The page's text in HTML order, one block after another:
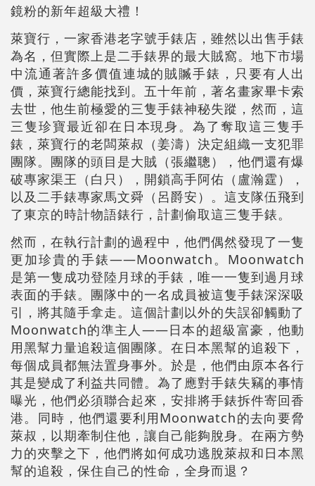
鏡粉的新年超級大禮！
萊寶行，一家香港老字號手錶店，雖然以出售手錶
為名，但實際上是二手錶界的最大賊窩。地下市場
中流通著許多價值連城的賊贓手錶，只要有人出
價，萊寶行總能找到。五十年前，著名畫家畢卡索
去世，他生前極愛的三隻手錶神秘失蹤，然而，這
三隻珍寶最近卻在日本現身。為了奪取這三隻手
錶，萊寶行的老闆萊叔（姜濤）決定組織一支犯罪
團隊。團隊的頭目是大賊（張繼聰），他們還有爆
破專家渠王（白只），開鎖高手阿佑（盧瀚霆），
以及二手錶專家馬文舜（呂爵安）。這支隊伍飛到
了東京的時計物語錶行，計劃偷取這三隻手錶。
然而，在執行計劃的過程中，他們偶然發現了一隻
更加珍貴的手錶——Moonwatch。Moonwatch
是第一隻成功登陸月球的手錶，唯一一隻到過月球
表面的手錶。團隊中的一名成員被這隻手錶深深吸
引，將其隨手拿走。這個計劃以外的失誤卻觸動了
Moonwatch的準主人——日本的超級富豪，他動
用黑幫力量追殺這個團隊。在日本黑幫的追殺下，
每個成員都無法置身事外。於是，他們由原本各行
其是變成了利益共同體。為了應對手錶失竊的事情
曝光，他們必須聯合起來，安排將手錶拆件寄回香
港。同時，他們還要利用Moonwatch的去向要脅
萊叔，以期牽制住他，讓自己能夠脫身。在兩方勢
力的夾擊之下，他們將如何成功逃脫萊叔和日本黑
幫的追殺，保住自己的性命，全身而退？